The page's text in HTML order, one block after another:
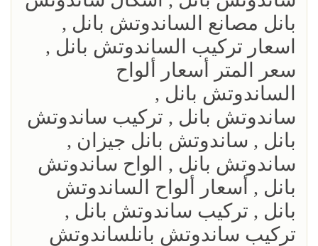
بانل مصانع الساندوتش بانل ,
اسعار تركيب الساندوتش بانل ,
سعر المتر أسعار ألواح
الساندوتش بانل ,
ساندوتش بانل , تركيب ساندوتش
بانل , ساندوتش بانل جيزان ,
ساندوتش بانل , الواح ساندوتش
بانل , أسعار ألواح الساندوتش
بانل , تركيب ساندوتش بانل ,
تركيب ساندوتش بانلساندوتش